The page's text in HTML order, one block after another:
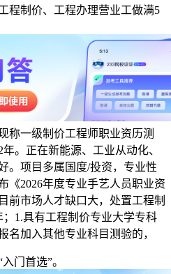
程制价、工程办理营业工做满5
称一级制价工程师职业资历测
。正在新能源、工业从动化、
。项目多属国度/投资，专业性
《2026年度专业手艺人员职业资
前市场人才缺口大，处置工程制
1.具有工程制价专业大学专科
名加入其他专业科目测验的，
门首选”。